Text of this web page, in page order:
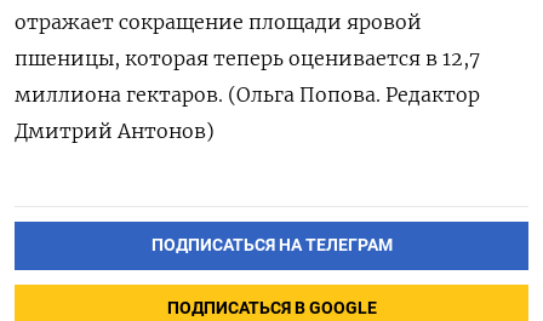
отражает сокращение площади яровой
пшеницы, которая теперь оценивается в 12,7
миллиона гектаров. (Ольга Попова. Редактор
Дмитрий Антонов)
ПОДПИСАТЬСЯ НА ТЕЛЕГРАМ
ПОДПИСАТЬСЯ В GOOGLE